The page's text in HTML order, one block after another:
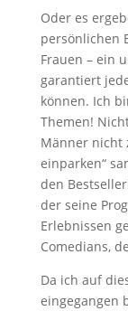
Oder es
persönlichen
Frauen – ein
garantiert
können. Ich
Themen!
Männer nicht
einparken“
den
der seine
Erlebnissen
Comedians,
Da ich auf
eingegangen